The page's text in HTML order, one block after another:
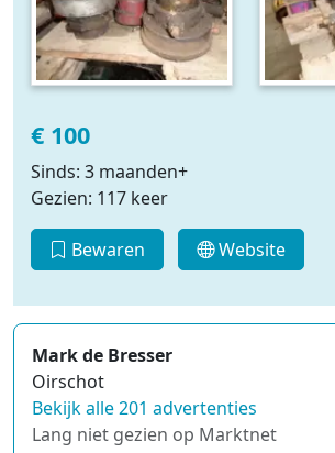
€ 100
Sinds: 3 maanden+
Gezien: 117 keer
Bewaren Website
Mark de Bresser
Oirschot
Bekijk alle 201 advertenties
Lang niet gezien op Marktnet